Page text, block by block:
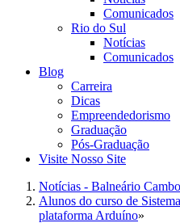
Comunicados
Rio do Sul
Notícias
Comunicados
Blog
Carreira
Dicas
Empreendedorismo
Graduação
Pós-Graduação
Visite Nosso Site
Notícias - Balneário
Alunos do curso de
plataforma Arduíno»